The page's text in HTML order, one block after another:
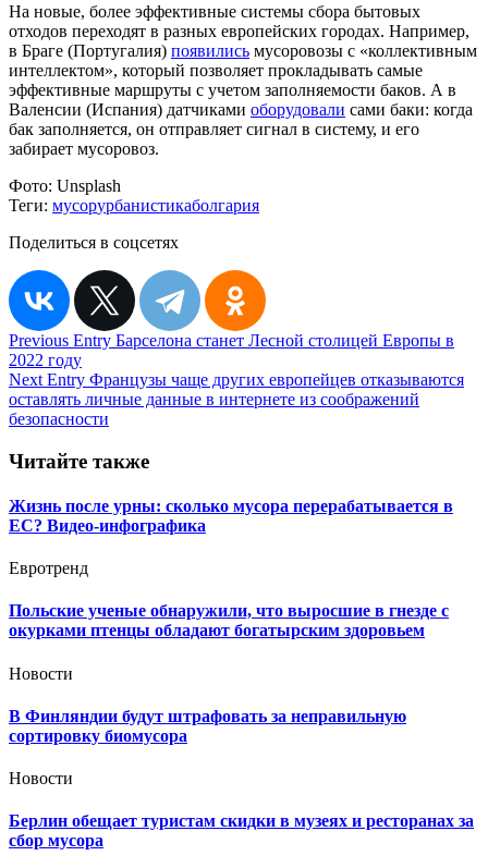
На новые, более эффективные системы сбора бытовых
отходов переходят в разных европейских городах. Например,
в Браге (Португалия) появились мусоровозы с «коллективным
интеллектом», который позволяет прокладывать самые
эффективные маршруты с учетом заполняемости баков. А в
Валенсии (Испания) датчиками оборудовали сами баки: когда
бак заполняется, он отправляет сигнал в систему, и его
забирает мусоровоз.
Фото: Unsplash
Теги: мусорурбанистикаболгария
Поделиться в соцсетях
Навигация
по
записям
Previous Entry Барселона станет Лесной столицей Европы в
2022 году
Next Entry Французы чаще других европейцев отказываются
оставлять личные данные в интернете из соображений
безопасности
Читайте также
Жизнь после урны: сколько мусора перерабатывается в
ЕС? Видео-инфографика
Евротренд
Польские ученые обнаружили, что выросшие в гнезде с
окурками птенцы обладают богатырским здоровьем
Новости
В Финляндии будут штрафовать за неправильную
сортировку биомусора
Новости
Берлин обещает туристам скидки в музеях и ресторанах за
сбор мусора